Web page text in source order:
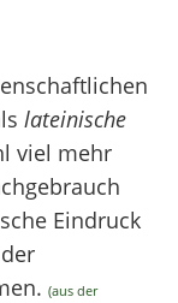
lateinische
viel mehr
Eindruck
(aus der